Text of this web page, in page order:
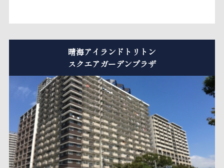
晴海アイランドトリトン
スクエアガーデンプラザ